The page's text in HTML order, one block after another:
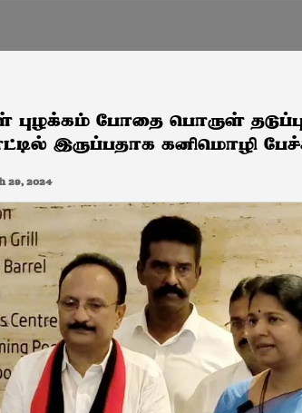
போதை பொருள்
இருப்பதாக கனிமொழி
29, 2024